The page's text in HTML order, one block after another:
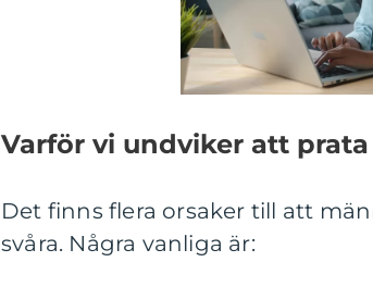
Varför vi undviker att
Det finns flera orsaker till att
svåra. Några vanliga är: